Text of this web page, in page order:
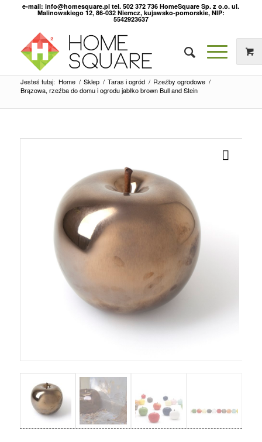
e-mail: info@homesquare.pl tel. 502 372 736 HomeSquare Sp. z o.o. ul.
Malinowskiego 12, 86-032 Niemcz, kujawsko-pomorskie, NIP:
5542923637
Jesteś tutaj: Home / Sklep / Taras i ogród / Rzeźby ogrodowe /
Brązowa, rzeźba do domu i ogrodu jabłko brown Bull and Stein